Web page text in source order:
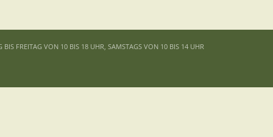
FREITAG VON 10 BIS 18 UHR, SAMSTAGS VON 10 BIS 14 UHR